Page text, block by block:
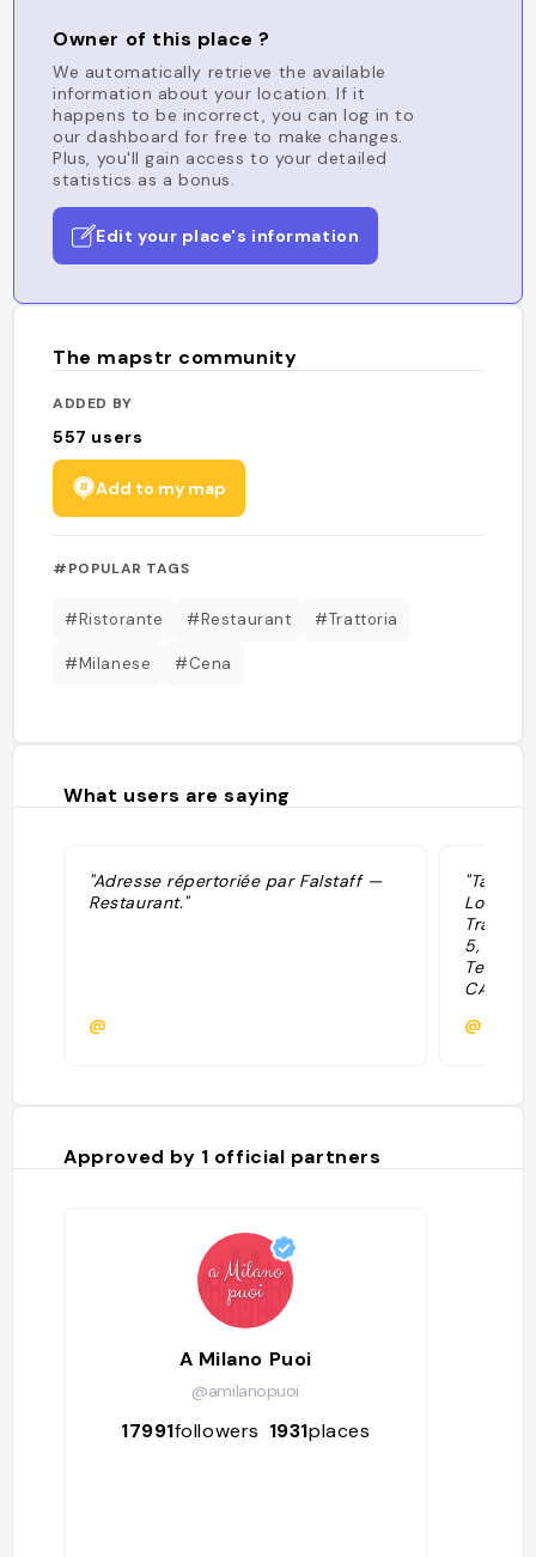
Owner of this place ?
We automatically retrieve the available
information about your location. If it
happens to be incorrect, you can log in to
our dashboard for free to make changes.
Plus, you'll gain access to your detailed
statistics as a bonus.
Edit your place's information
The mapstr community
ADDED BY
557 users
Add to my map
#POPULAR TAGS
#Ristorante #Restaurant #Trattoria
#Milanese #Cena
What users are saying
"Adresse répertoriée par Falstaff —
Restaurant."
@
"Tag:
5,
CAP:
https://
Approved by 1 official partners
A Milano Puoi
@amilanopuoi
17991followers 1931places